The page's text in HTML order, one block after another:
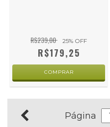
R$239,00 25% OFF
R$179,25
Página